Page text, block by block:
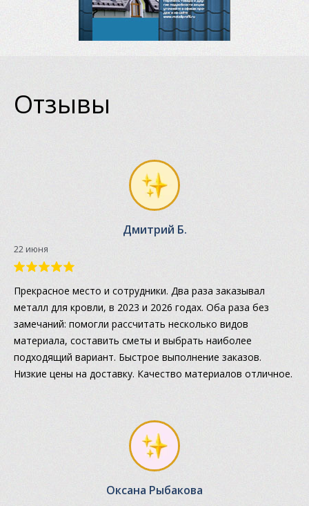
Отзывы
Дмитрий Б.
22 июня
Прекрасное место и сотрудники. Два раза заказывал
металл для кровли, в 2023 и 2026 годах. Оба раза без
замечаний: помогли рассчитать несколько видов
материала, составить сметы и выбрать наиболее
подходящий вариант. Быстрое выполнение заказов.
Низкие цены на доставку. Качество материалов отличное.
Оксана Рыбакова